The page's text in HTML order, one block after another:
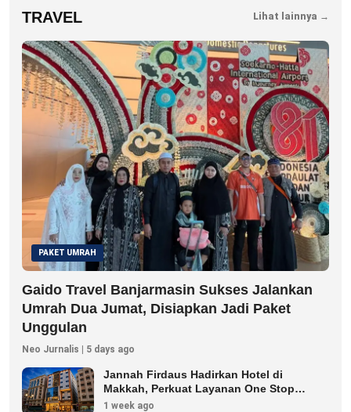
TRAVEL Lihat lainnya →
PAKET UMRAH
Gaido Travel Banjarmasin Sukses Jalankan
Umrah Dua Jumat, Disiapkan Jadi Paket
Unggulan
Neo Jurnalis | 5 days ago
Jannah Firdaus Hadirkan Hotel di
Makkah, Perkuat Layanan One Stop
Service bagi Jemaah
1 week ago